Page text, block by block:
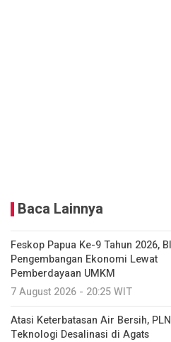
Baca Lainnya
Feskop Papua Ke-9 Tahun 2026,
Pengembangan Ekonomi Lewat
Pemberdayaan UMKM
7 August 2026 - 20:25 WIT
Atasi Keterbatasan Air Bersih,
Teknologi Desalinasi di Agats